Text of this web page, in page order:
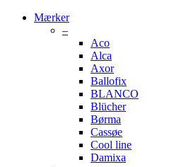
Mærker
–
Aco
Alca
Axor
Ballofix
BLANCO
Blücher
Børma
Cassøe
Cool line
Damixa